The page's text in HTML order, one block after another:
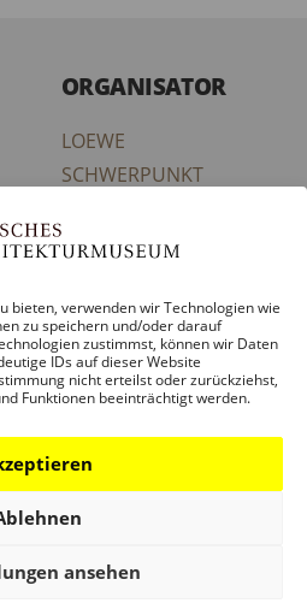
bieten, verwenden wir Technologien wie
zu speichern und/oder darauf
zustimmst, können wir Daten
IDs auf dieser Website
nicht erteilst oder zurückziehst,
Funktionen beeinträchtigt werden.
ansehen
ORGANISATOR
LOEWE
SCHWERPUNKT
DES ORDNENS